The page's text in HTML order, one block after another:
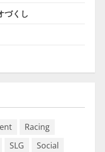
づくし
Racing
SLG
Social